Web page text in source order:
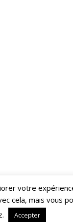
du Poing !
votre
cela, mais vous
Accepter